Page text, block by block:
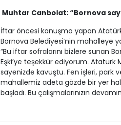
Muhtar Canbolat: “Bornova
İftar öncesi konuşma yapan
Bornova Belediyesi’nin mahalleye
“Bu iftar sofralarını bizlere sunan
Eşki’ye teşekkür ediyorum. Atatürk
sayenizde kavuştu. Fen işleri, park
mahallemiz adeta gözde bir yer
başladı. Bu çalışmalarınızın